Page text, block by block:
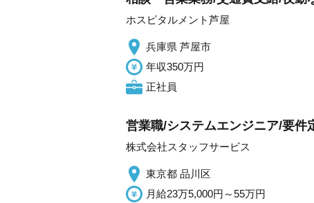
ホスピタルメント芦屋
兵庫県 芦屋市
年収350万円
正社員
営業職/システムエンジニア/要件
株式会社スタッフサービス
東京都 品川区
月給23万5,000円～55万円